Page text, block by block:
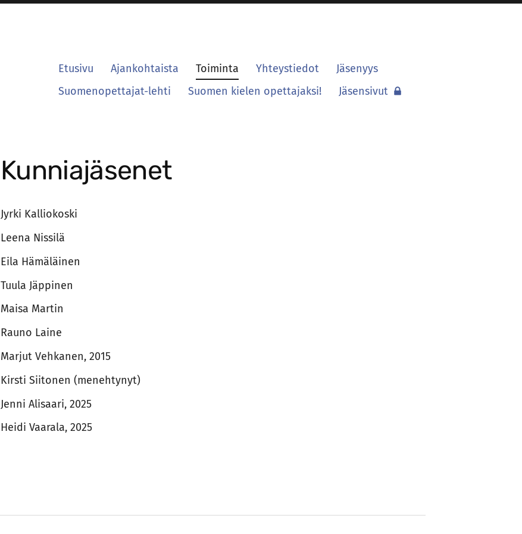
Etusivu Ajankohtaista Toiminta Yhteystiedot
Jäsenyys
Suomenopettajat-lehti
Suomen kielen opettajaksi! Jäsensivut
Kunniajäsenet
Jyrki Kalliokoski
Leena Nissilä
Eila Hämäläinen
Tuula Jäppinen
Maisa Martin
Rauno Laine
Marjut Vehkanen, 2015
Kirsti Siitonen (menehtynyt)
Jenni Alisaari, 2025
Heidi Vaarala, 2025